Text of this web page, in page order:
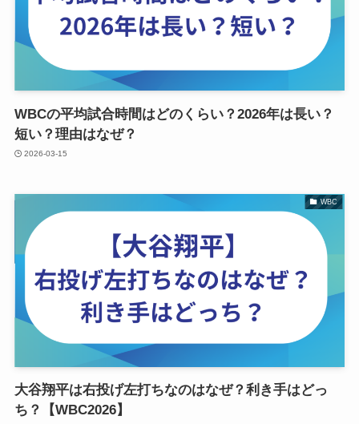
WBCの平均試合時間はどのくらい？2026年は長い？
短い？理由はなぜ？
2026-03-15
WBC
大谷翔平は右投げ左打ちなのはなぜ？利き手はどっ
ち？【WBC2026】